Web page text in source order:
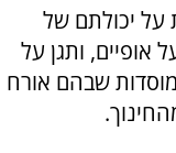
על יכולתם של
אופיים, ותגן על
שבהם אורח